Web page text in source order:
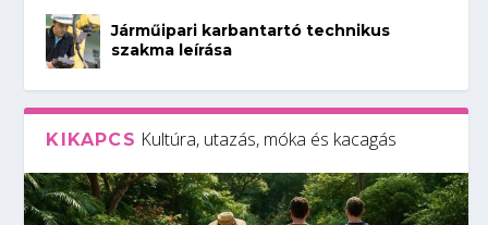
Járműipari karbantartó technikus
szakma leírása
KIKAPCS Kultúra, utazás, móka és kacagás